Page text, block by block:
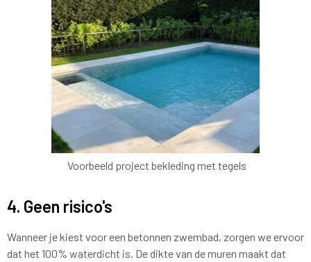
Voorbeeld project bekleding met tegels
4. Geen risico's
Wanneer je kiest voor een betonnen zwembad, zorgen we ervoor
dat het 100% waterdicht is. De dikte van de muren maakt dat